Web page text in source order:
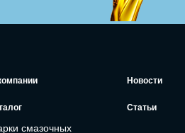
Новости
смазочных
Статьи